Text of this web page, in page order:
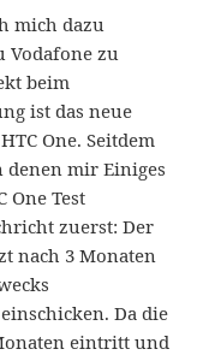
mich dazu
Vodafone zu
beim
ist das neue
One. Seitdem
denen mir Einiges
One Test
zuerst: Der
nach 3 Monaten
Da die
eintritt und